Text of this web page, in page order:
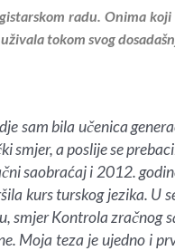
radu. Onima
tokom svog
sam bila učenica
a poslije se
saobraćaj i 2012.
kurs turskog jezika.
Kontrola zračnog
Moja teza je ujedno i